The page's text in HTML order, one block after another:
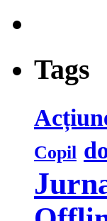
Tags
Copil